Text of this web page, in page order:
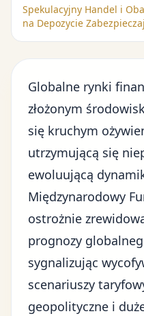
Spekulacyjny Handel i
na Depozycie
Globalne rynki
złożonym
się kruchym
utrzymującą się
ewoluującą
Międzynarodowy
ostrożnie
prognozy
sygnalizując
scenariuszy
geopolityczne i